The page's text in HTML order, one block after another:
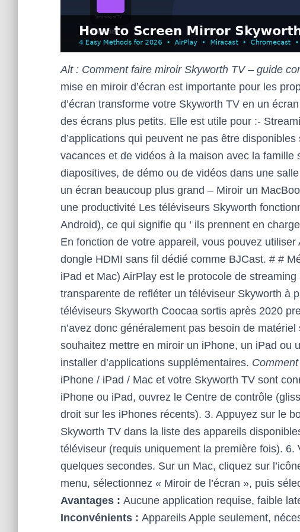
Alt : Comment faire miroir Skyworth TV – guide
mise en miroir d’écran est importante pour les
d’écran transforme votre Skyworth TV en un
des écrans plus petits. Elle est utile pour :-
d’applications qui peuvent ne pas être
vacances et de vidéos à la maison avec la
diapositives, de démo ou de vidéos dans une
un écran beaucoup plus grand – Miroir un
une productivité Les téléviseurs Skyworth
Android), ce qui signifie qu ‘ ils prennent en
En fonction de votre appareil, vous pouvez
dongle HDMI sans fil dédié comme BJCast. # #
iPad et Mac) AirPlay est le protocole de streaming
transparente de refléter un téléviseur Skyworth à
téléviseurs Skyworth Coocaa sortis après 2020
n’avez donc généralement pas besoin de
souhaitez mettre en miroir un iPhone, un iPad ou
installer d’applications supplémentaires. Comment
iPhone / iPad / Mac et votre Skyworth TV sont
iPhone ou iPad, ouvrez le Centre de contrôle
droit sur les iPhones récents). 3. Appuyez sur le
Skyworth TV dans la liste des appareils
téléviseur (requis uniquement la première fois).
quelques secondes. Sur un Mac, cliquez sur
menu, sélectionnez « Miroir de l’écran », puis
Avantages : Aucune application requise, faible
Inconvénients : Appareils Apple seulement,